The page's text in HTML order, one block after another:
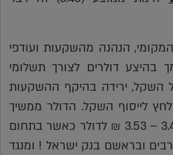
הנהנה מהשקעות ועודפי
דולרים לצורך תשלומי
השקל, ירידה בהיקף ההשקעות
לייסוף השקל. הדולר ממשיך
לנוע בתחום שערים רחב 3.42 – 3.53 ₪ לדולר כאשר בתחום
קונים רבים ובראשם בנק ישראל ! ומנגד